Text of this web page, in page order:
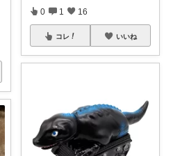
0 1 16
コレ いいね